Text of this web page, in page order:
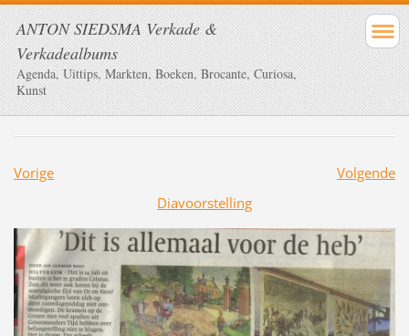
ANTON SIEDSMA Verkade &
Verkadealbums
Agenda, Uittips, Markten, Boeken, Brocante, Curiosa,
Kunst
Vorige
Volgende
Diavoorstelling